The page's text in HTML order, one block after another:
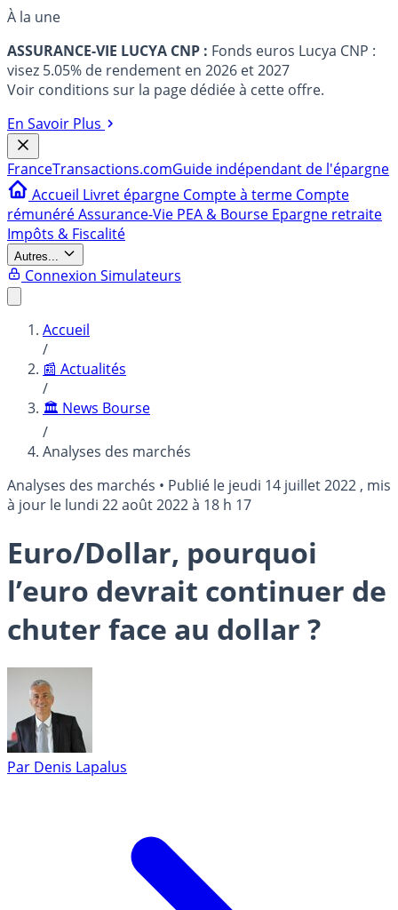
À la une
ASSURANCE-VIE LUCYA CNP : Fonds euros Lucya CNP :
visez 5.05% de rendement en 2026 et 2027
Voir conditions sur la page dédiée à cette offre.
En Savoir Plus
FranceTransactions.comGuide indépendant de l'épargne
Accueil Livret épargne Compte à terme Compte
rémunéréAssurance-Vie PEA & Bourse Epargne retraite
Impôts & Fiscalité
Autres...
Connexion Simulateurs
Accueil
/
📰 Actualités
/
🏛️ News Bourse
/
Analyses des marchés
Analyses des marchés • Publié le jeudi 14 juillet 2022 , mis
à jour le lundi 22 août 2022 à 18 h 17
Euro/Dollar, pourquoi
l’euro devrait continuer de
chuter face au dollar ?
Par Denis Lapalus